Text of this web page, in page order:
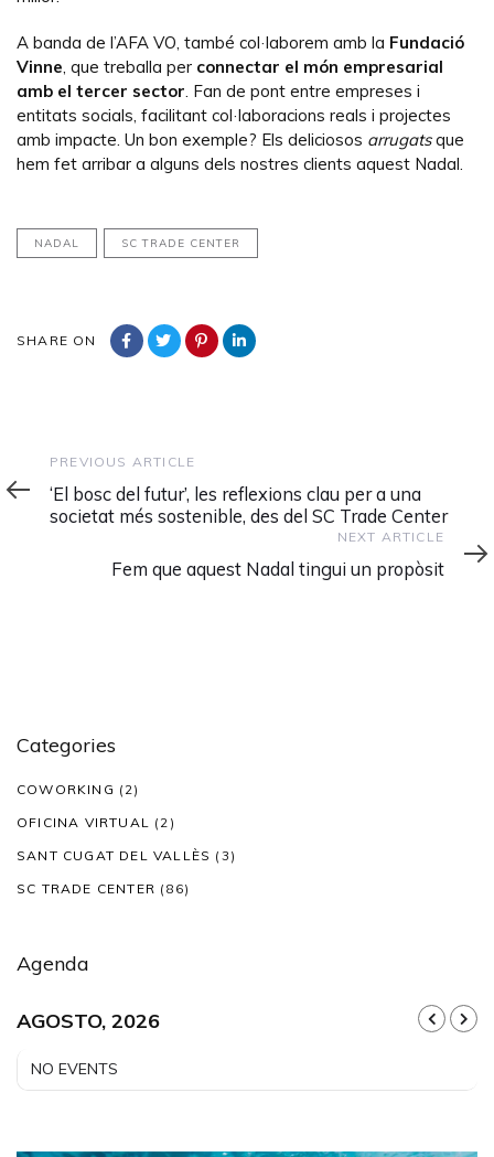
A banda de l’AFA VO, també col·laborem amb la Fundació
Vinne , que treballa per connectar el món empresarial
amb el tercer sector . Fan de pont entre empreses i
entitats socials, facilitant col·laboracions reals i projectes
amb impacte. Un bon exemple? Els deliciosos arrugatsque
hem fet arribar a alguns dels nostres clients aquest Nadal.
NADAL SC TRADE CENTER
SHARE ON
Previous
Article
PREVIOUS ARTICLE
‘El bosc del futur’, les reflexions clau per a una
societat més sostenible, des del SC Trade Center
Article
NEXT ARTICLE
Fem que aquest Nadal tingui un propòsit
Categories
COWORKING (2)
OFICINA VIRTUAL (2)
SANT CUGAT DEL VALLÈS (3)
SC TRADE CENTER (86)
Agenda
AGOSTO, 2026
NO EVENTS